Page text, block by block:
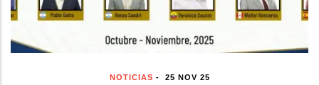
NOTICIAS - 25 NOV 25